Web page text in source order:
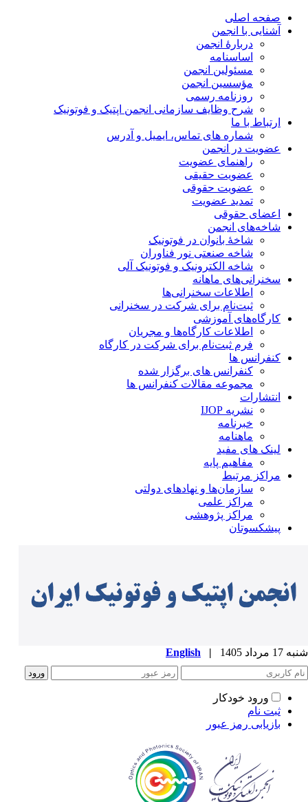
صفحه اصلی
آشنایی با انجمن
دربارۀ انجمن
اساسنامه
مسئولین انجمن
مؤسسین انجمن
روزنامه رسمی
شرح وظایف سازمانی انجمن اپتیک و فوتونیک
ارتباط با ما
شماره های تماس، ایمیل و آدرس
عضویت در انجمن
راهنمای عضویت
عضویت حقیقی
عضویت حقوقی
تمدید عضویت
اعضای حقوقی
شاخه‌های انجمن
شاخۀ بانوان در فوتونیک
شاخه صنعتی نور فناوران
شاخه‌ الکترونیک و فوتونیک آلی
سخنرانی‌های ماهانه
اطلاعات سخنرانی‌‌ها
ثبت‌نام برای شرکت در سخنرانی
کارگاه‌های آموزشی
اطلاعات کارگاه‌ها و مجریان
فرم ثبت‌نام برای شرکت در کارگاه
کنفرانس ها
کنفرانس های برگزار شده
مجموعه مقالات کنفرانس ها
انتشارات
نشریه IJOP
خبرنامه
ماهنامه
لینک های مفید
مفاهیم پایه
مراکز مرتبط
سازمان‌ها و نهادهای دولتی
مراکز علمی
مراکز پژوهشی
پیشکسوتان
مرداد 1405 |
English
ورود خودکار
ثبت نام
بازیابی رمز عبور